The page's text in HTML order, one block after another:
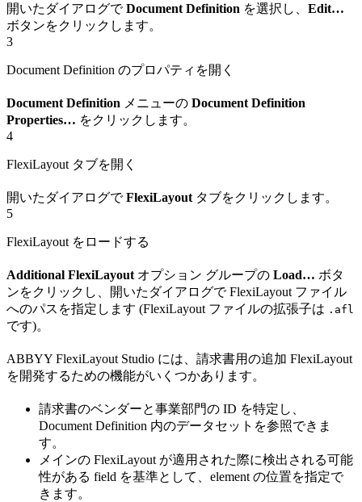
開いたダイアログでDocument Definition を選択し、 Edit…
ボタンをクリックします。
3
Document Definition のプロパティを開く
Document Definition メニューの Document Definition
Properties… をクリックします。
4
FlexiLayout タブを開く
開いたダイアログでFlexiLayout タブをクリックします。
5
FlexiLayout をロードする
Additional FlexiLayout オプション グループの Load… ボタ
ンをクリックし、開いたダイアログで FlexiLayout ファイル
へのパスを指定します (FlexiLayout ファイルの拡張子は .afl
です)。
ABBYY FlexiLayout Studio には、請求書用の追加 FlexiLayout
を開発するための機能がいくつかあります。
請求書のベンダーと事業部門の ID を特定し、
Document Definition 内のデータセットを参照できま
す。
メインの FlexiLayout が適用された際に検出される可能
性がある field を基準として、element の位置を指定で
きます。